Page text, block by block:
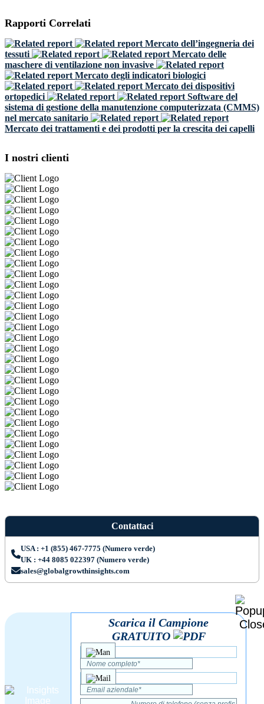
Rapporti Correlati
Mercato dell’ingegneria dei
tessuti
Mercato delle
maschere di ventilazione non invasive
Mercato degli indicatori biologici
Mercato dei dispositivi
ortopedici
Software del
sistema di gestione della manutenzione computerizzata (CMMS)
nel mercato sanitario
Mercato dei trattamenti e dei prodotti per la crescita dei capelli
I nostri clienti
Contattaci
USA : +1 (855) 467-7775 (Numero verde)
UK : +44 8085 022397 (Numero verde)
sales@globalgrowthinsights.com
Scarica il Campione
GRATUITO